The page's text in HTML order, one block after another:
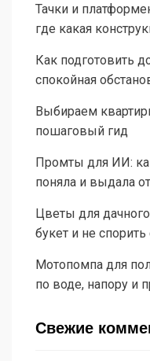
Тачки и
где какая
Как подготовить
спокойная
Выбираем
пошаговый гид
Промты для ИИ:
поняла и выдала
Цветы для
букет и не
Мотопомпа для
по воде, напору и
Свежие